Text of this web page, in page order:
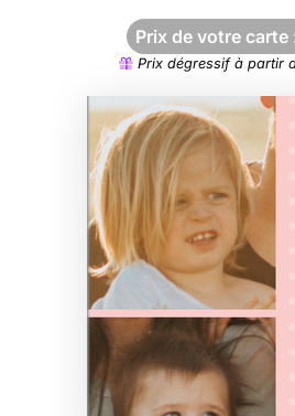
Prix de votre carte
Prix dégressif à partir